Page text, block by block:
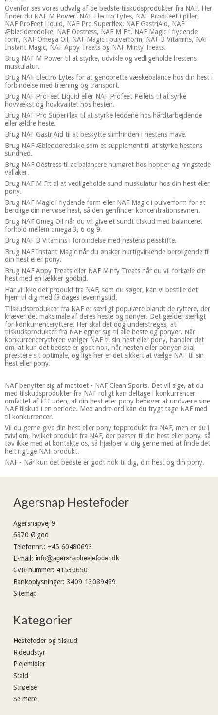
Ovenfor ses vores udvalg af de bedste tilskudsprodukter fra NAF. Her
finder du NAF M Power, NAF Electro Lytes, NAF ProoFeet i piller,
NAF ProFeet Liquid, NAF Pro Superflex, NAF GastriAid, NAF
Æblecidereddike, NAF Oestress, NAF M Fit, NAF Magic i flydende
form, NAF Omega Oil, NAF Magic i pulverform, NAF B Vitamins, NAF
Instant Magic, NAF Appy Treats og NAF Minty Treats.
Brug NAF M Power til at styrke, udvikle og vedligeholde hestens
muskulatur.
Brug NAF Electro Lytes for at genoprette væskebalance hos din hest i
forbindelse med træning og transport.
Brug NAF ProFeet Liquid eller NAF Profeet Pellets til at syrke
hovvækst og hovkvalitet hos hesten.
Brug NAF Pro SuperFlex til at styrke leddene hos hårdtarbejdende
eller ældre heste.
Brug NAF GastriAid til at beskytte slimhinden i hestens mave.
Brug NAF Æblecidereddike som et supplement til at styrke hestens
sundhed.
Brug NAF Oestress til at balancere humøret hos hopper og hingstede
vallaker.
Brug NAF M Fit til at vedligeholde sund muskulatur hos din hest eller
pony.
Brug NAF Magic i flydende form eller NAF Magic i pulverform for at
berolige din nervøse hest, så den genfinder koncentrationsevnen.
Brug NAF Omeg Oil når du vil give et sundt tilskud med balanceret
forhold mellem omega 3, 6 og 9.
Brug NAF B Vitamins i forbindelse med hestens pelsskifte.
Brug NAF Instant Magic når du ønsker hurtigvirkende beroligende til
din hest eller pony.
Brug NAF Appy Treats eller NAF Minty Treats når du vil forkæle din
hest med en lækker godbid.
Har vi ikke det produkt fra NAF, som du søger, kan vi bestille det
hjem til dig med få dages leveringstid.
Tilskudsprodukter fra NAF er særligt populære blandt de ryttere, der
kræver det maksimale af deres heste og ponyer. Det gælder særligt
for konkurrenceryttere. Her skal det dog understreges, at
tilskudsprodukter fra NAF egner sig til alle heste og ponyer. Når
konkurrencerytteren vælger NAF til sin hest eller pony, handler det
om, at kun det bedste er godt nok, når hesten eller ponyen skal
præstere sit optimale, og lige her er det sikkert at vælge NAF til sin
hest eller pony.
NAF benytter sig af mottoet - NAF Clean Sports. Det vil sige, at du
med tilskudsprodukter fra NAF roligt kan deltage i konkurrencer
omfattet af FEI uden, at din hest eller pony behøver at undvære sine
NAF tilskud i en periode. Med andre ord kan du trygt tage NAF med
til konkurrencer.
Vil du gerne give din hest eller pony topprodukt fra NAF, men er du i
tvivl om, hvilket produkt fra NAF, der passer til din hest eller pony, så
tøv ikke med at kontakte os, så hjælper vi dig gerne med at finde det
helt rigtige NAF produkt.
NAF - Når kun det bedste er godt nok til dig, din hest og din pony.
Agersnap Hestefoder
Agersnapvej 9
6870 Ølgod
Telefonnr.: +45 60480693
E-mail :
CVR-nummer: 41530650
Bankoplysninger: 3409-13089469
Sitemap
Kategorier
Hestefoder og tilskud
Rideudstyr
Plejemidler
Stald
Strøelse
Se mere